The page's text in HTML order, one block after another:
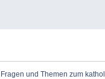
Fragen und Themen zum